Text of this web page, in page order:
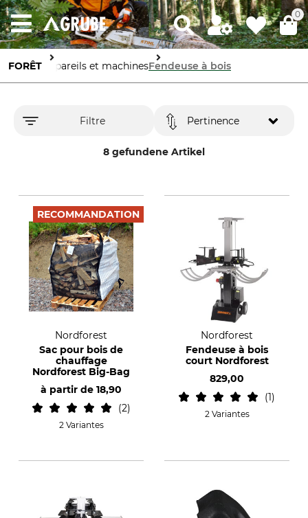
0
FORÊT Appareils et machinesFendeuse à bois
Filtre
8 gefundene Artikel
Pertinence
RECOMMANDATION
Nordforest
Sac pour bois de
chauffage
Nordforest Big-Bag
à partir de 18,90
2
2 Variantes
Nordforest
Fendeuse à bois
court Nordforest
829,00
1
2 Variantes